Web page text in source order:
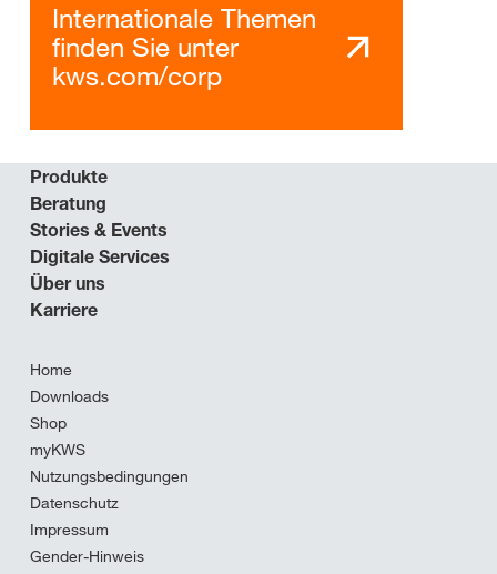
Internationale Themen
finden Sie unter
kws.com/corp
Produkte
Beratung
Stories & Events
Digitale Services
Über uns
Karriere
Home
Downloads
Shop
myKWS
Nutzungsbedingungen
Datenschutz
Impressum
Gender-Hinweis